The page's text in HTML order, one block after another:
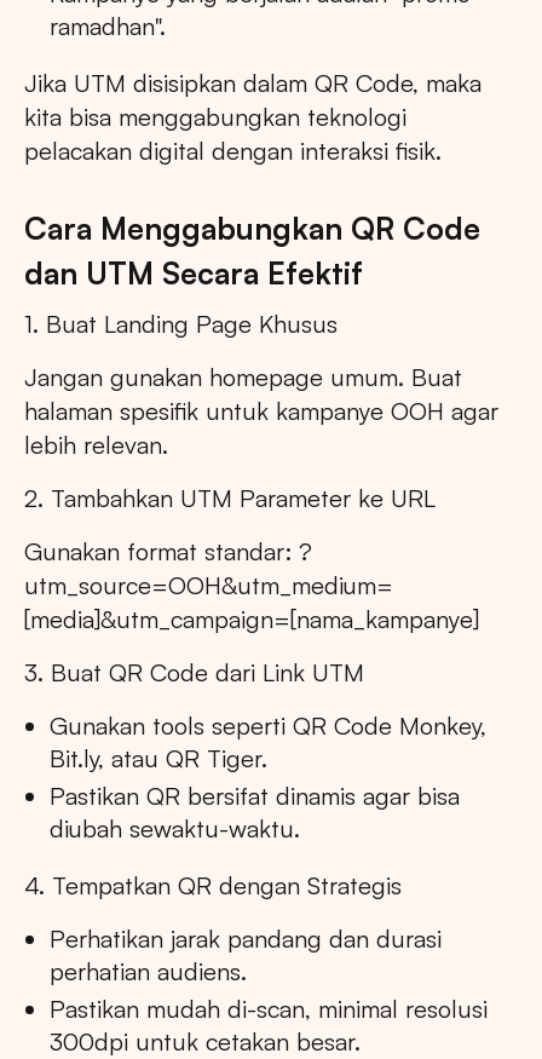
ramadhan".
Jika UTM disisipkan dalam QR Code, maka
kita bisa menggabungkan teknologi
pelacakan digital dengan interaksi fisik.
Cara Menggabungkan QR Code
dan UTM Secara Efektif
1. Buat Landing Page Khusus
Jangan gunakan homepage umum. Buat
halaman spesifik untuk kampanye OOH agar
lebih relevan.
2. Tambahkan UTM Parameter ke URL
Gunakan format standar: ?
utm_source=OOH&utm_medium=
[media]&utm_campaign=[nama_kampanye]
3. Buat QR Code dari Link UTM
Gunakan tools seperti QR Code Monkey,
Bit.ly, atau QR Tiger.
Pastikan QR bersifat dinamis agar bisa
diubah sewaktu-waktu.
4. Tempatkan QR dengan Strategis
Perhatikan jarak pandang dan durasi
perhatian audiens.
Pastikan mudah di-scan, minimal resolusi
300dpi untuk cetakan besar.